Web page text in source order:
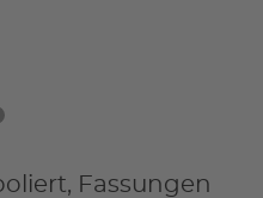
Fassungen